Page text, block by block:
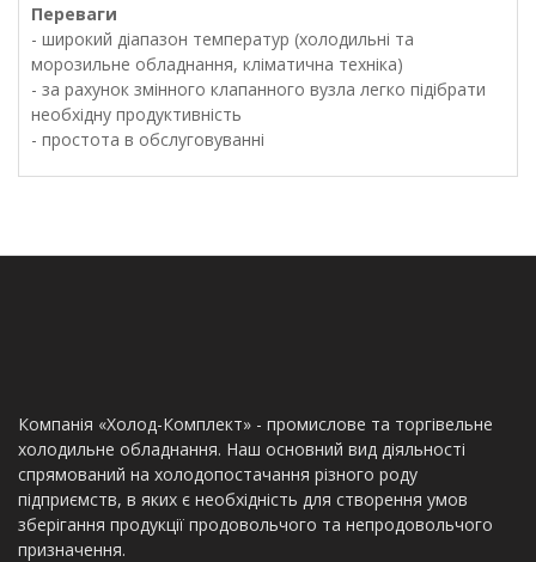
Переваги
- широкий діапазон температур (холодильні та
морозильне обладнання, кліматична техніка)
- за рахунок змінного клапанного вузла легко підібрати
необхідну продуктивність
- простота в обслуговуванні
Компанія «Холод-Комплект» - промислове та торгівельне
холодильне обладнання. Наш основний вид діяльності
спрямований на холодопостачання різного роду
підприємств, в яких є необхідність для створення умов
зберігання продукції продовольчого та непродовольчого
призначення.